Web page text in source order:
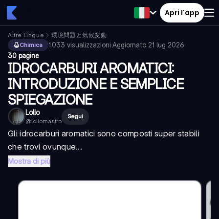
Apri l'app
Altre Lingue
環境問題と気候変動
Chimica
1.033 visualizzazioni·Aggiornato 21 lug 2026·
30 pagine
IDROCARBURI AROMATICI:
INTRODUZIONE E SEMPLICE
SPIEGAZIONE
Lollo
@lollomastro
Segui
Gli idrocarburi aromatici sono composti super stabili
che trovi ovunque...
Mostra di più